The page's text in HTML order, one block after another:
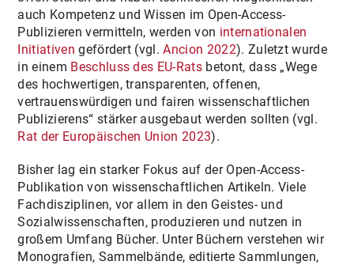
auch Kompetenz und Wissen im Open-Access-
Publizieren vermitteln, werden von internationalen
Initiativen gefördert (vgl.Ancion 2022). Zuletzt wurde
in einem Beschluss des EU-Rats betont, dass „Wege
des hochwertigen, transparenten, offenen,
vertrauenswürdigen und fairen wissenschaftlichen
Publizierens“ stärker ausgebaut werden sollten (vgl.
Rat der Europäischen Union 2023).
Bisher lag ein starker Fokus auf der Open-Access-
Publikation von wissenschaftlichen Artikeln. Viele
Fachdisziplinen, vor allem in den Geistes- und
Sozialwissenschaften, produzieren und nutzen in
großem Umfang Bücher. Unter Büchern verstehen wir
Monografien, Sammelbände, editierte Sammlungen,